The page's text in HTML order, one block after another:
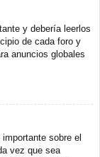
y debería leerlos
de cada foro y
anuncios globales
sobre el
vez que sea